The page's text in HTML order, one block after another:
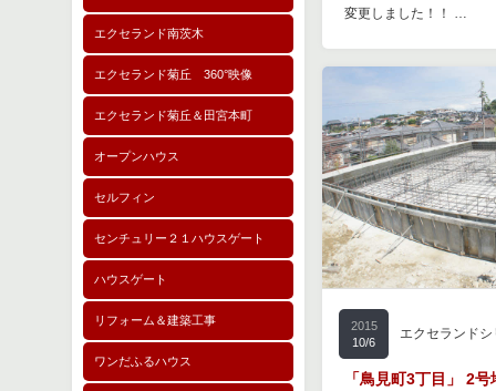
エクセランド南茨木
エクセランド菊丘 360°映像
エクセランド菊丘＆田宮本町
オープンハウス
セルフィン
センチュリー２１ハウスゲート
ハウスゲート
リフォーム＆建築工事
ワンだふるハウス
変更しました！！ …
2015
10/6
エクセランドシ
「鳥見町3丁目」 2